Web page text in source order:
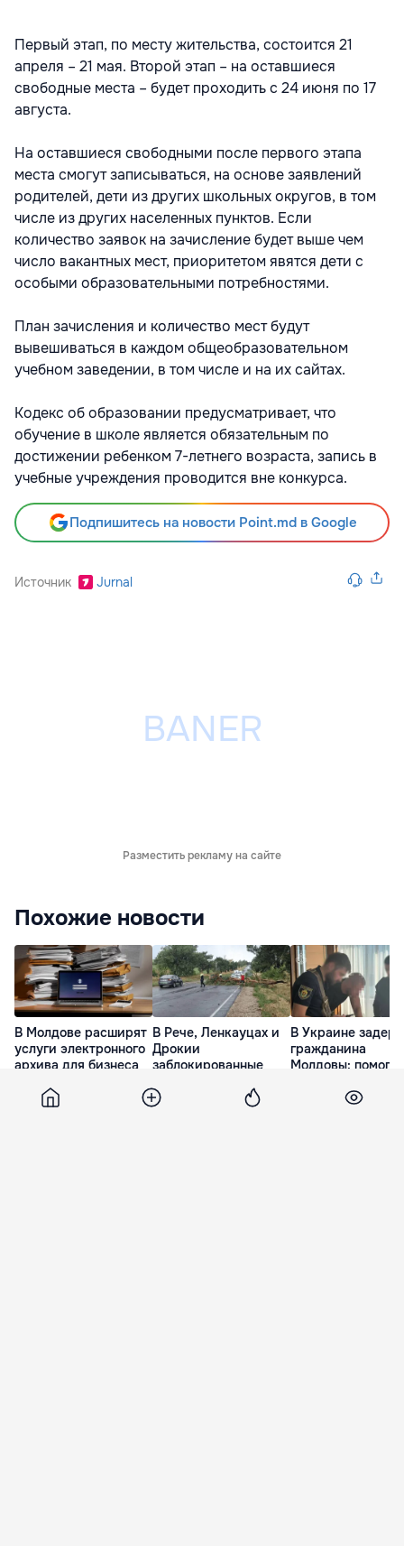
Первый этап, по месту жительства, состоится 21
апреля – 21 мая. Второй этап – на оставшиеся
свободные места – будет проходить с 24 июня по 17
августа.
На оставшиеся свободными после первого этапа
места смогут записываться, на основе заявлений
родителей, дети из других школьных округов, в том
числе из других населенных пунктов. Если
количество заявок на зачисление будет выше чем
число вакантных мест, приоритетом явятся дети с
особыми образовательными потребностями.
План зачисления и количество мест будут
вывешиваться в каждом общеобразовательном
учебном заведении, в том числе и на их сайтах.
Кодекс об образовании предусматривает, что
обучение в школе является обязательным по
достижении ребенком 7-летнего возраста, запись в
учебные учреждения проводится вне конкурса.
Подпишитесь на новости Point.md в Google
Источник Jurnal
Разместить рекламу на сайте
Похожие новости
В Молдове расширят
услуги электронного
архива для бизнеса
вчера
В Рече, Ленкауцах и
Дрокии
заблокированные
от деревьев
В Украине
гражданина
Молдовы:
мошенничеством